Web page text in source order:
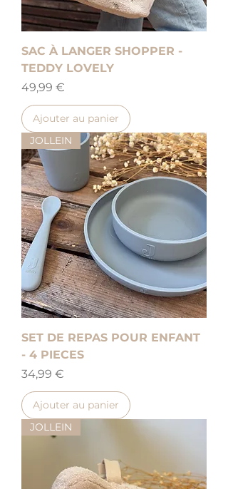
SAC À LANGER SHOPPER -
TEDDY LOVELY
Prix
49,99 €
Ajouter au panier
JOLLEIN
SET DE REPAS POUR ENFANT
- 4 PIECES
Prix
34,99 €
Ajouter au panier
JOLLEIN